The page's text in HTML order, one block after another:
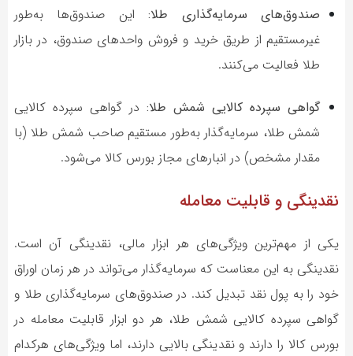
صندوق‌های سرمایه‌گذاری طلا:این صندوق‌ها به‌طور
غیرمستقیم از طریق خرید و فروش واحدهای صندوق، در بازار
طلا فعالیت می‌کنند.
گواهی سپرده کالایی شمش طلا: در گواهی سپرده کالایی
شمش طلا، سرمایه‌گذار به‌طور مستقیم صاحب شمش طلا (با
مقدار مشخص) در انبارهای مجاز بورس کالا می‌شود.
نقدینگی و قابلیت معامله
یکی از مهم‌ترین ویژگی‌های هر ابزار مالی، نقدینگی آن است.
نقدینگی به این معناست که سرمایه‌گذار می‌تواند در هر زمان اوراق
خود را به پول نقد تبدیل کند. در صندوق‌های سرمایه‌گذاری طلا و
گواهی سپرده کالایی شمش طلا، هر دو ابزار قابلیت معامله در
بورس کالا را دارند و نقدینگی بالایی دارند، اما ویژگی‌های هرکدام